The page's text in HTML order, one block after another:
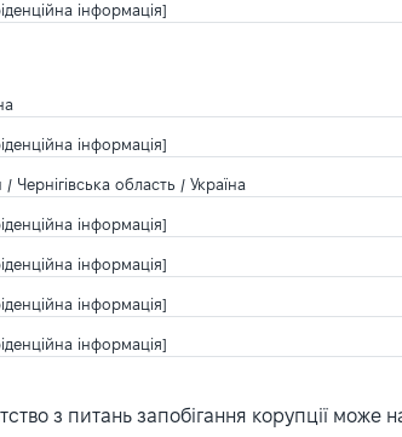
інформація]
інформація]
/ Чернігівська область / Україна
інформація]
інформація]
інформація]
інформація]
з питань запобігання корупції може